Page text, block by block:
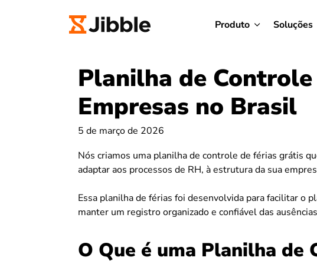
Produto Soluções
Planilha de
Empresas no Brasil
5 de março de 2026
Nós criamos uma planilha de controle de férias grátis
adaptar aos processos de RH, à estrutura da sua
Essa planilha de férias foi desenvolvida para facilitar o
manter um registro organizado e confiável das
O Que é uma Planilha de